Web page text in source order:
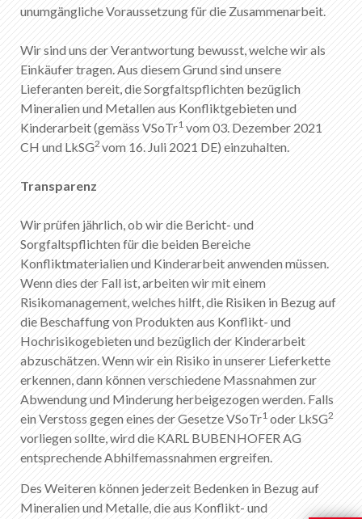
unumgängliche Voraussetzung für die Zusammenarbeit.
Wir sind uns der Verantwortung bewusst, welche wir als
Einkäufer tragen. Aus diesem Grund sind unsere
Lieferanten bereit, die Sorgfaltspflichten bezüglich
Mineralien und Metallen aus Konfliktgebieten und
Kinderarbeit (gemäss VSoTr1 vom 03. Dezember 2021
CH und LkSG2vom 16. Juli 2021 DE) einzuhalten.
Transparenz
Wir prüfen jährlich, ob wir die Bericht- und
Sorgfaltspflichten für die beiden Bereiche
Konfliktmaterialien und Kinderarbeit anwenden müssen.
Wenn dies der Fall ist, arbeiten wir mit einem
Risikomanagement, welches hilft, die Risiken in Bezug auf
die Beschaffung von Produkten aus Konflikt- und
Hochrisikogebieten und bezüglich der Kinderarbeit
abzuschätzen. Wenn wir ein Risiko in unserer Lieferkette
erkennen, dann können verschiedene Massnahmen zur
Abwendung und Minderung herbeigezogen werden. Falls
ein Verstoss gegen eines der Gesetze VSoTr1 oder LkSG2
vorliegen sollte, wird die KARL BUBENHOFER AG
entsprechende Abhilfemassnahmen ergreifen.
Des Weiteren können jederzeit Bedenken in Bezug auf
Mineralien und Metalle, die aus Konflikt- und